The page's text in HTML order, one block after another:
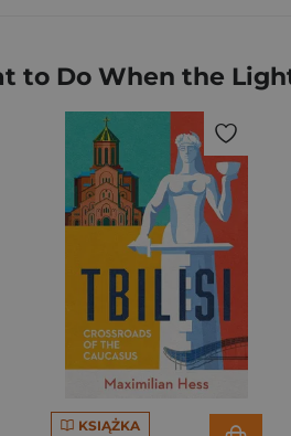
to Do When the
KSIĄŻKA